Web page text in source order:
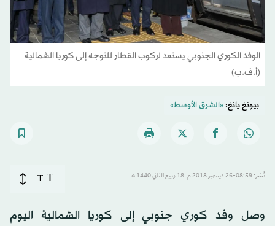
الوفد الكوري الجنوبي يستعد لركوب القطار للتوجه إلى كوريا الشمالية
(أ.ف.ب)
بيونغ يانغ:«الشرق الأوسط»
نُشر: 08:59-26 ديسمبر 2018 م ـ 18 ربيع الثاني 1440 هـ T
T
وصل وفد كوري جنوبي إلى كوريا الشمالية اليوم